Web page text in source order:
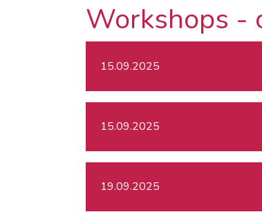
Workshops -
15.09.2025
15.09.2025
19.09.2025